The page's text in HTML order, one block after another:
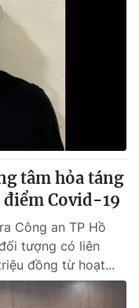
tâm hỏa táng
Covid-19
Công an TP Hồ
tượng có liên
đồng từ hoạt...